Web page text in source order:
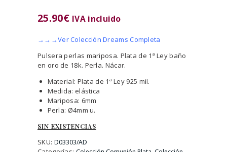
25.90€ IVA incluido
→→→Ver Colección Dreams Completa
Pulsera perlas mariposa. Plata de 1ª Ley baño
en oro de 18k. Perla. Nácar.
Material: Plata de 1ª Ley 925 mil.
Medida: elástica
Mariposa: 6mm
Perla: Ø4mm u.
SIN EXISTENCIAS
SKU: D03303/AD